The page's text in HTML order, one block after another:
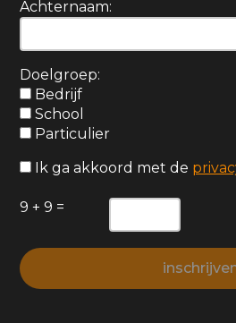
Achternaam:
Doelgroep:
Bedrijf
School
Particulier
Ik ga akkoord met de
9 + 9 =